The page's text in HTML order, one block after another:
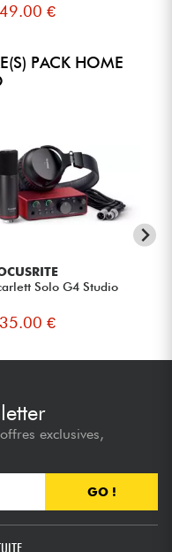
€
PACK HOME
Solo G4 Studio
€
exclusives,
GO !